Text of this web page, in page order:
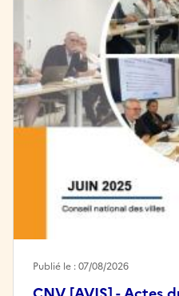
Publié le : 07/08/2026